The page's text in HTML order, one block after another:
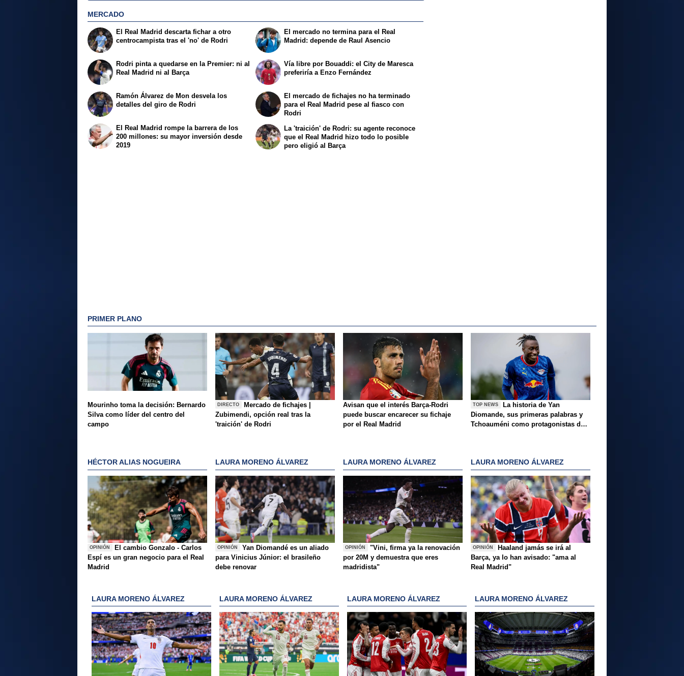
MERCADO
El Real Madrid descarta fichar a otro
centrocampista tras el 'no' de Rodri
Rodri pinta a quedarse en la Premier: ni al
Real Madrid ni al Barça
El mercado no termina para el Real
Madrid: depende de Raul Asencio
Vía libre por Bouaddi: el City de Maresca
preferiría a Enzo Fernández
Ramón Álvarez de Mon desvela los
detalles del giro de Rodri
El Real Madrid rompe la barrera de los
200 millones: su mayor inversión desde
2019
El mercado de fichajes no ha terminado
para el Real Madrid pese al fiasco con
Rodri
La 'traición' de Rodri: su agente reconoce
que el Real Madrid hizo todo lo posible
pero eligió al Barça
PRIMER PLANO
Mourinho toma la decisión: Bernardo
Silva como líder del centro del
campo
DIRECTO
Mercado de fichajes |
Zubimendi, opción real tras la
'traición' de Rodri
Avisan que el interés Barça-Rodri
puede buscar encarecer su fichaje
por el Real Madrid
TOP NEWS
La historia de Yan
Diomande, sus primeras palabras y
Tchoauméni como protagonistas de
HÉCTOR ALIAS NOGUEIRA
OPINIÓN
El cambio Gonzalo - Carlos
Espí es un gran negocio para el Real
Madrid
LAURA MORENO ÁLVAREZ
OPINIÓN
Yan Diomandé es un aliado
para Vinicius Júnior: el brasileño
debe renovar
LAURA MORENO ÁLVAREZ
OPINIÓN
"Vini, firma ya la renovación
por 20M y demuestra que eres
madridista"
LAURA MORENO ÁLVAREZ
OPINIÓN
Haaland jamás se irá al
Barça, ya lo han avisado: "ama al
Real Madrid"
LAURA MORENO ÁLVAREZ LAURA MORENO ÁLVAREZ LAURA MORENO ÁLVAREZ LAURA MORENO ÁLVAREZ